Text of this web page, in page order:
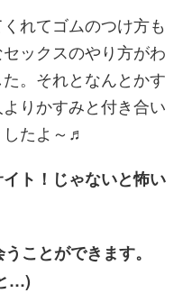
れてゴムのつけ方も
ックスのやり方がわ
。それとなんとかす
りかすみと付き合い
たよ～♬
ト！じゃないと怖い
ことができます。
…)